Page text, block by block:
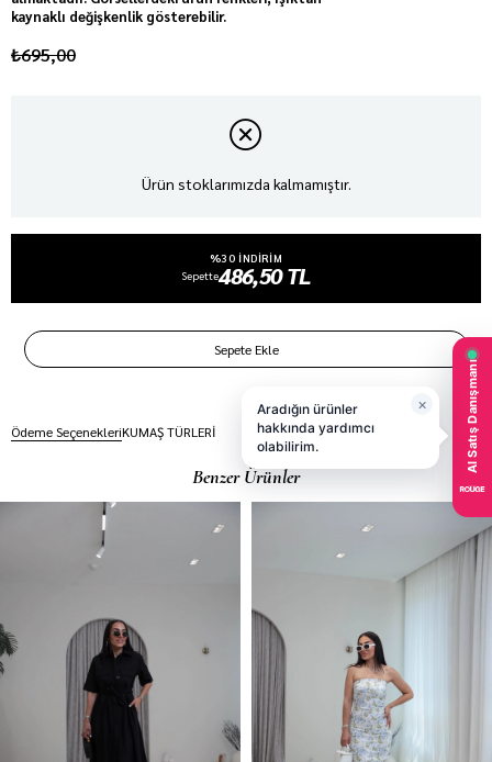
kaynaklı değişkenlik gösterebilir.
₺695,00
Ürün stoklarımızda kalmamıştır.
%30 INDIRIM
Sepette486,50 TL
Ödeme SeçenekleriKUMAŞ TÜRLERİ
Benzer Ürünler